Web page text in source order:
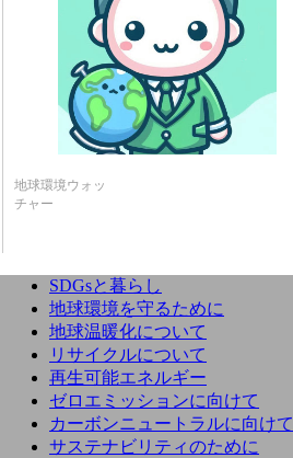
地球環境ウォッ
チャー
SDGsと暮らし
地球環境を守るために
地球温暖化について
リサイクルについて
再生可能エネルギー
ゼロエミッションに向けて
カーボンニュートラルに向けて
サステナビリティのために